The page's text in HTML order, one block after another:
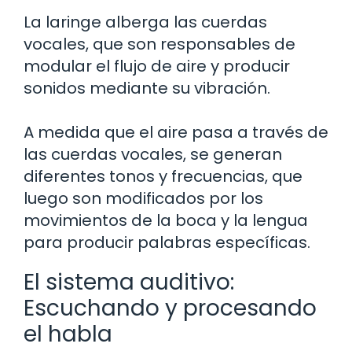
La laringe alberga las cuerdas
vocales, que son responsables de
modular el flujo de aire y producir
sonidos mediante su vibración.
A medida que el aire pasa a través de
las cuerdas vocales, se generan
diferentes tonos y frecuencias, que
luego son modificados por los
movimientos de la boca y la lengua
para producir palabras específicas.
El sistema auditivo:
Escuchando y procesando
el habla